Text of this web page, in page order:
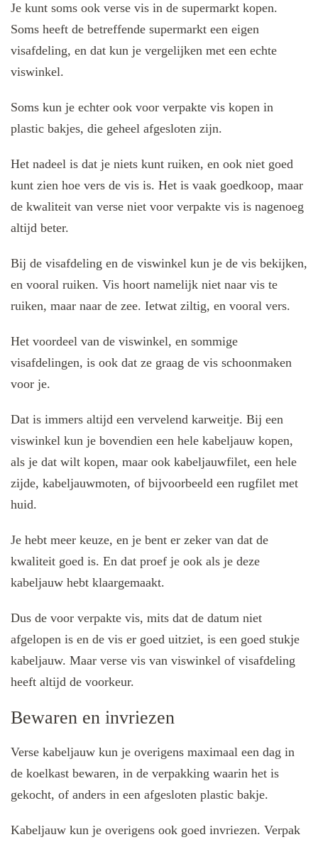
Je kunt soms ook verse vis in de supermarkt kopen.
Soms heeft de betreffende supermarkt een eigen
visafdeling, en dat kun je vergelijken met een echte
viswinkel.
Soms kun je echter ook voor verpakte vis kopen in
plastic bakjes, die geheel afgesloten zijn.
Het nadeel is dat je niets kunt ruiken, en ook niet goed
kunt zien hoe vers de vis is. Het is vaak goedkoop, maar
de kwaliteit van verse niet voor verpakte vis is nagenoeg
altijd beter.
Bij de visafdeling en de viswinkel kun je de vis bekijken,
en vooral ruiken. Vis hoort namelijk niet naar vis te
ruiken, maar naar de zee. Ietwat ziltig, en vooral vers.
Het voordeel van de viswinkel, en sommige
visafdelingen, is ook dat ze graag de vis schoonmaken
voor je.
Dat is immers altijd een vervelend karweitje. Bij een
viswinkel kun je bovendien een hele kabeljauw kopen,
als je dat wilt kopen, maar ook kabeljauwfilet, een hele
zijde, kabeljauwmoten, of bijvoorbeeld een rugfilet met
huid.
Je hebt meer keuze, en je bent er zeker van dat de
kwaliteit goed is. En dat proef je ook als je deze
kabeljauw hebt klaargemaakt.
Dus de voor verpakte vis, mits dat de datum niet
afgelopen is en de vis er goed uitziet, is een goed stukje
kabeljauw. Maar verse vis van viswinkel of visafdeling
heeft altijd de voorkeur.
Bewaren en invriezen
Verse kabeljauw kun je overigens maximaal een dag in
de koelkast bewaren, in de verpakking waarin het is
gekocht, of anders in een afgesloten plastic bakje.
Kabeljauw kun je overigens ook goed invriezen. Verpak